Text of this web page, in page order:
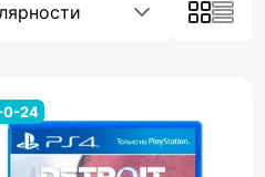
24